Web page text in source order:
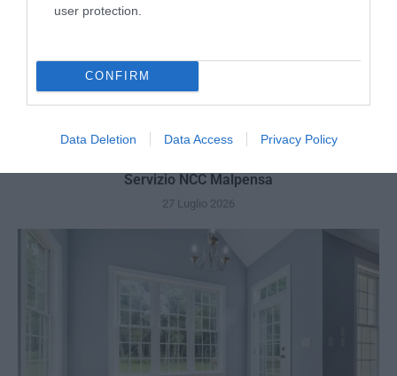
user protection.
CONFIRM
Data Deletion Data Access Privacy Policy
Servizio NCC Malpensa
27 Luglio 2026